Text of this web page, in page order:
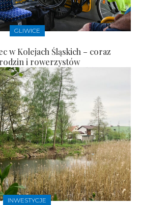
GLIWICE
w Kolejach Śląskich – coraz
i rowerzystów
INWESTYCJE